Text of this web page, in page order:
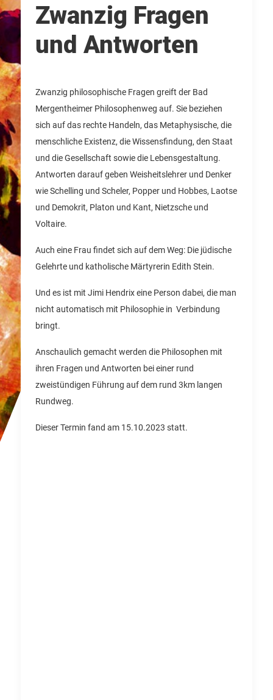
Zwanzig Fragen
und Antworten
Zwanzig philosophische Fragen greift der Bad
Mergentheimer Philosophenweg auf. Sie beziehen
sich auf das rechte Handeln, das Metaphysische, die
menschliche Existenz, die Wissensfindung, den Staat
und die Gesellschaft sowie die Lebensgestaltung.
Antworten darauf geben Weisheitslehrer und Denker
wie Schelling und Scheler, Popper und Hobbes, Laotse
und Demokrit, Platon und Kant, Nietzsche und
Voltaire.
Auch eine Frau findet sich auf dem Weg: Die jüdische
Gelehrte und katholische Märtyrerin Edith Stein.
Und es ist mit Jimi Hendrix eine Person dabei, die man
nicht automatisch mit Philosophie in Verbindung
bringt.
Anschaulich gemacht werden die Philosophen mit
ihren Fragen und Antworten bei einer rund
zweistündigen Führung auf dem rund 3km langen
Rundweg.
Dieser Termin fand am 15.10.2023 statt.